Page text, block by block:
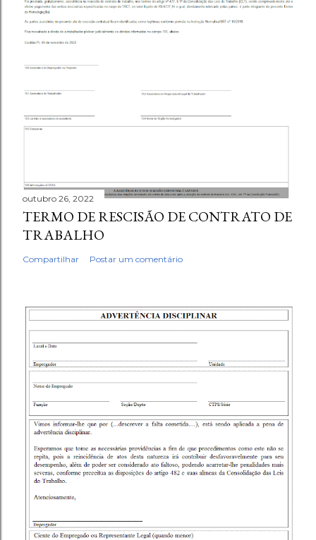
outubro 26, 2022
TERMO DE RESCISÃO DE CONTRATO DE
TRABALHO
Compartilhar Postar um comentário